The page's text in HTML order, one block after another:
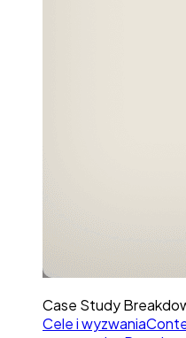
Case Study
Cele i wyzwania